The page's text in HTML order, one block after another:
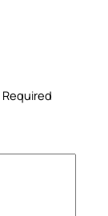
Required